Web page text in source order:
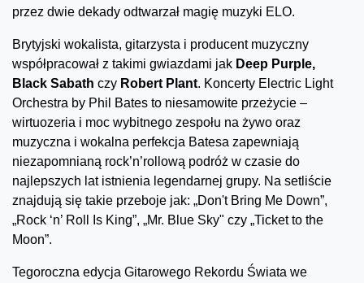
przez dwie dekady odtwarzał magię muzyki ELO.
Brytyjski wokalista, gitarzysta i producent muzyczny
współpracował z takimi gwiazdami jak Deep Purple,
Black Sabath czy Robert Plant. Koncerty Electric Light
Orchestra by Phil Bates to niesamowite przeżycie –
wirtuozeria i moc wybitnego zespołu na żywo oraz
muzyczna i wokalna perfekcja Batesa zapewniają
niezapomnianą rock’n’rollową podróż w czasie do
najlepszych lat istnienia legendarnej grupy. Na setliście
znajdują się takie przeboje jak: „Don't Bring Me Down”,
„Rock ‘n’ Roll Is King”, „Mr. Blue Sky" czy „Ticket to the
Moon”.
Tegoroczna edycja Gitarowego Rekordu Świata we